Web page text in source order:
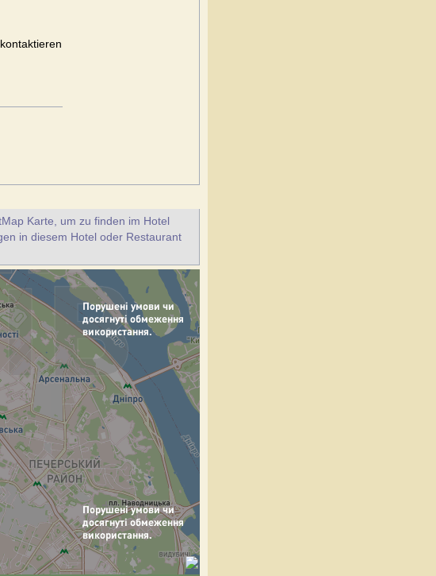
Karte, um zu finden im Hotel
in diesem Hotel oder Restaurant